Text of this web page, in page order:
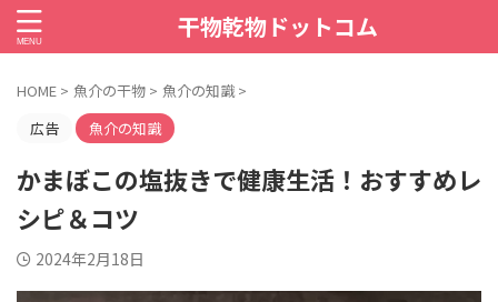
干物乾物ドットコム
HOME > 魚介の干物 > 魚介の知識 >
広告
魚介の知識
かまぼこの塩抜きで健康生活！おすすめレ
シピ＆コツ
2024年2月18日